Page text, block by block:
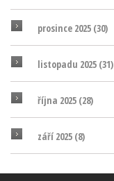
prosince 2025 (30)
listopadu 2025 (31)
října 2025 (28)
září 2025 (8)